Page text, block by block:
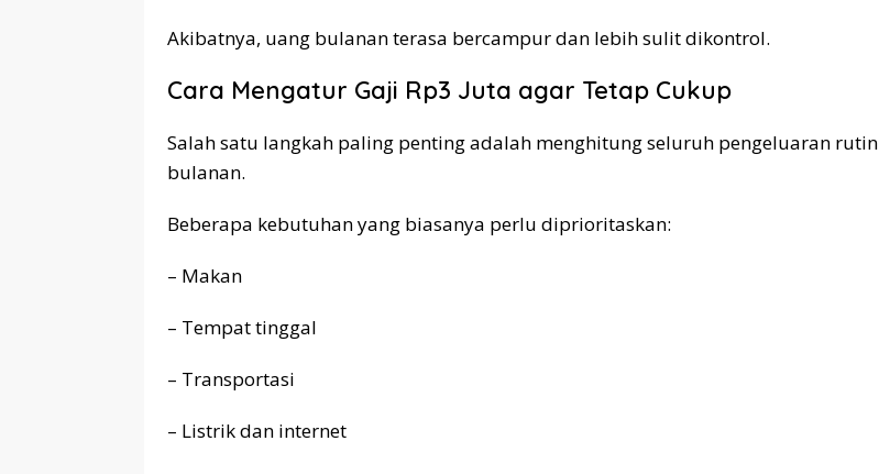
Akibatnya, uang bulanan terasa bercampur dan lebih sulit dikontrol.
Cara Mengatur Gaji Rp3 Juta agar Tetap Cukup
Salah satu langkah paling penting adalah menghitung seluruh pengeluaran rutin
bulanan.
Beberapa kebutuhan yang biasanya perlu diprioritaskan:
– Makan
– Tempat tinggal
– Transportasi
– Listrik dan internet